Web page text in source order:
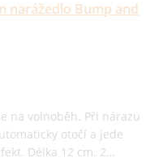
narážedlo Bump and
na volnoběh. Při nárazu
otočí a jede
Délka 12 cm. 2…